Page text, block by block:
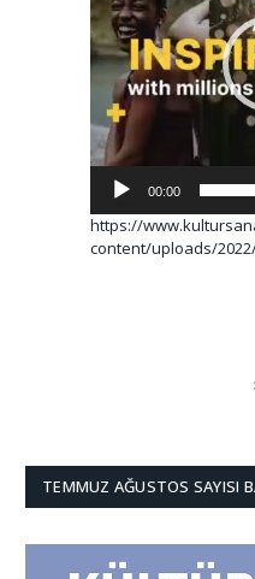
00:00
https://
content/uploads/
TEMMUZ AĞUSTOS SAYISI